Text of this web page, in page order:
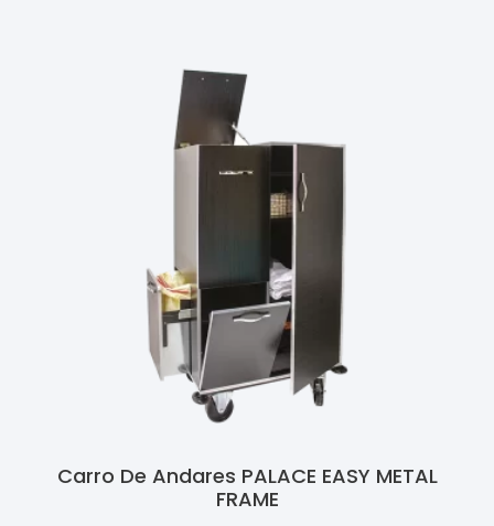
Carro De Andares PALACE EASY METAL
FRAME